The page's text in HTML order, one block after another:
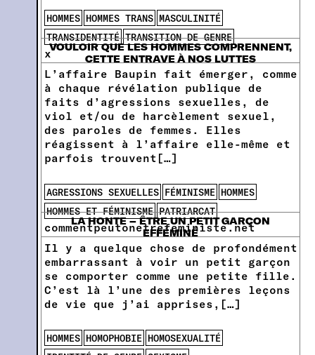
HOMMES HOMMES TRANS MASCULINITÉ
TRANSIDENTITÉ TRANSITION DE GENRE
xVOULOIR QUE LES HOMMES COMPRENNENT,
CETTE ENTRAVE À NOS LUTTES
L’affaire Baupin fait émerger, comme
à chaque révélation publique de
faits d’agressions sexuelles, de
viol et/ou de harcèlement sexuel,
des paroles de femmes. Elles
réagissent à l’affaire elle-même et
parfois trouvent[…]
AGRESSIONS SEXUELLES FÉMINISME HOMMES
HOMMES ET FÉMINISME PATRIARCAT
commentpeutonetrefeministe.net
LA HONTE – ÊTRE UN PETIT GARÇON
EFFÉMINÉ
Il y a quelque chose de profondément
embarrassant à voir un petit garçon
se comporter comme une petite fille.
C’est là l’une des premières leçons
de vie que j’ai apprises,[…]
HOMMES HOMOPHOBIE HOMOSEXUALITÉ